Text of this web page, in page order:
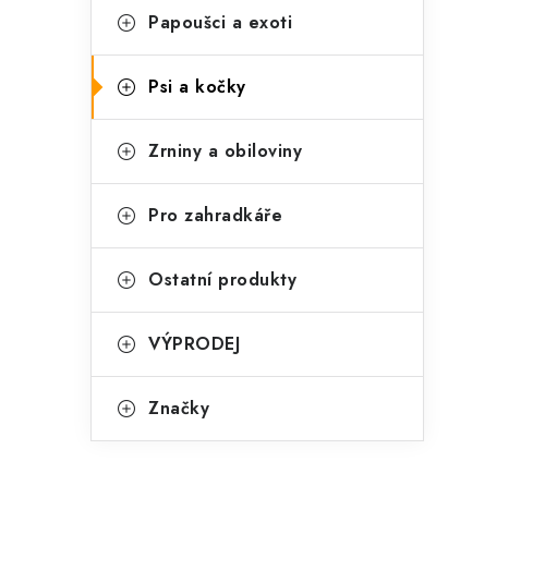
n
í
p
e
Papoušci a exoti
Psi a kočky
Zrniny a obiloviny
Pro zahradkáře
Ostatní produkty
VÝPRODEJ
Značky